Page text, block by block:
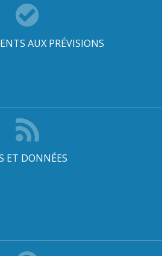
AUX PRÉVISIONS
ET DONNÉES